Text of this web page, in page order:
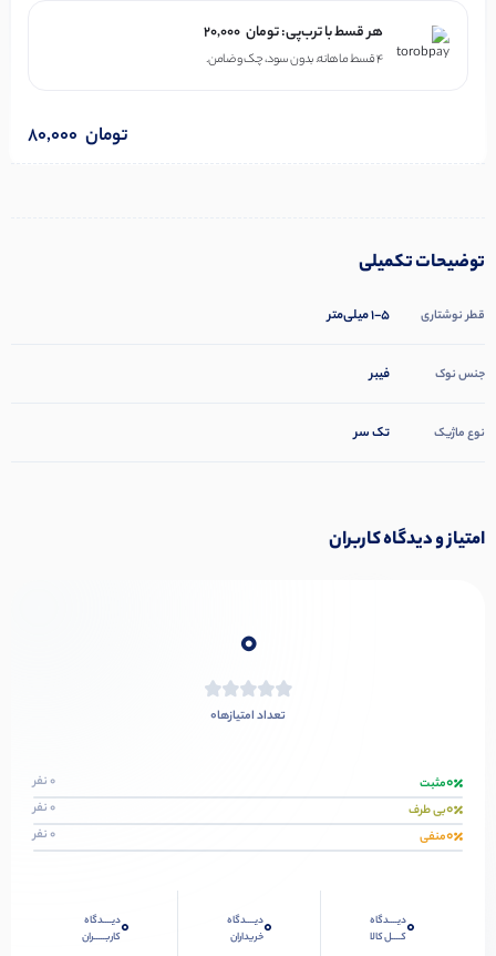
هر قسط با ترب‌پی: 20,000 تومان
۴ قسط ماهانه. بدون سود، چک و ضامن.
80,000 تومان
توضیحات تکمیلی
قطر نوشتاری ۱-۵ میلی‌متر
جنس نوک فیبر
نوع ماژیک تک سر
امتیاز و دیدگاه کاربران
0
تعداد امتیازها0
0مثبت 0 نفر
0بی طرف 0 نفر
0منفی 0 نفر
0دیــــدگاه
کــــل کالا
0دیــــدگاه
خریداران
0دیــــدگاه
کاربـــــران